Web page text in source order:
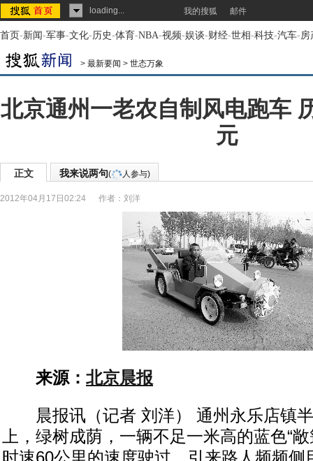
loading... 我的搜狐 邮件
首页-新闻-军事-文化-历史-体育-NBA-视频-娱谈-财经-世相-科技-汽车-房
> 最新要闻 > 世态万象
北京通州一老农自制风电跑车
元
正文 我来说两句( 人参与)
2012年04月17日02:24 作者：刘洋
来源： 北京晨报
晨报讯（记者 刘洋） 通州永乐店镇半
上，绿树成荫，一辆不足一米高的蓝色“